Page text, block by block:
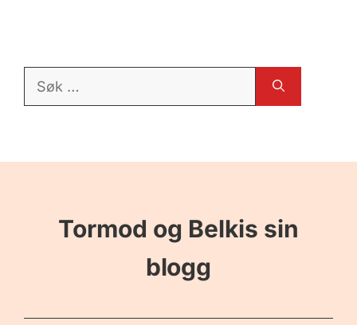
Søk
Tormod og Belkis sin
blogg